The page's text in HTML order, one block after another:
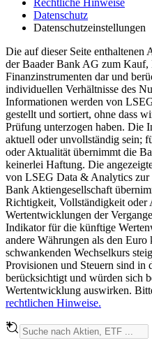
Datenschutz
Datenschutzeinstellungen
Die auf dieser Seite enthaltenen
der Baader Bank AG zum Kauf,
Finanzinstrumenten dar und
individuellen Verhältnisse des
Informationen werden von
gestellt und sortiert, ohne dass
Prüfung unterzogen haben. Die
aktuell oder unvollständig sein;
oder Aktualität übernimmt die
keinerlei Haftung. Die
von LSEG Data & Analytics zur
Bank Aktiengesellschaft
Richtigkeit, Vollständigkeit oder
Wertentwicklungen der
Indikator für die künftige
andere Währungen als den
schwankenden Wechselkurs
Provisionen und Steuern sind in
berücksichtigt und würden sich
Wertentwicklung auswirken.
rechtlichen Hinweise.